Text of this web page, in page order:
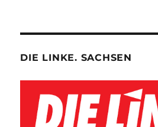
DIE LINKE. SACHSEN